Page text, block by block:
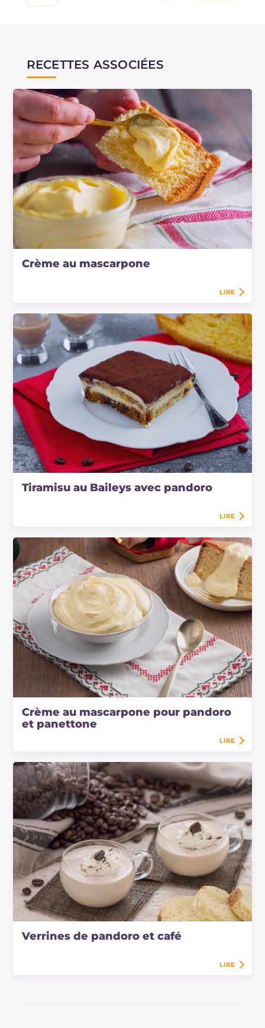
RECETTES ASSOCIÉES
Crème au mascarpone
LIRE
Tiramisu au Baileys avec pandoro
LIRE
Crème au mascarpone pour pandoro
et panettone
LIRE
Verrines de pandoro et café
LIRE